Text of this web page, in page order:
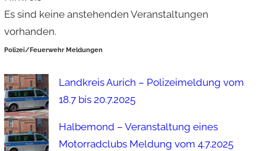
Es sind keine anstehenden Veranstaltungen
vorhanden.
Polizei/Feuerwehr Meldungen
Landkreis Aurich – Polizeimeldung vom
18.7 bis 20.7.2025
Halbemond – Veranstaltung eines
Motorradclubs Meldung vom 4.7.2025